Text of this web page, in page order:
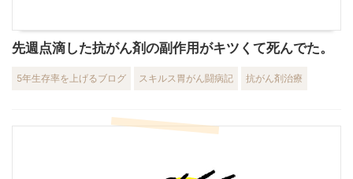
先週点滴した抗がん剤の副作用がキツくて死んでた。
5年生存率を上げるブログ スキルス胃がん闘病記 抗がん剤治療